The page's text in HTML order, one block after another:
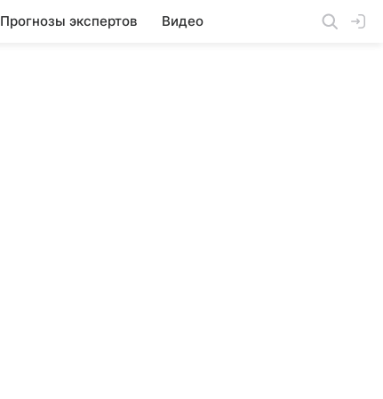
Прогнозы экспертов Видео